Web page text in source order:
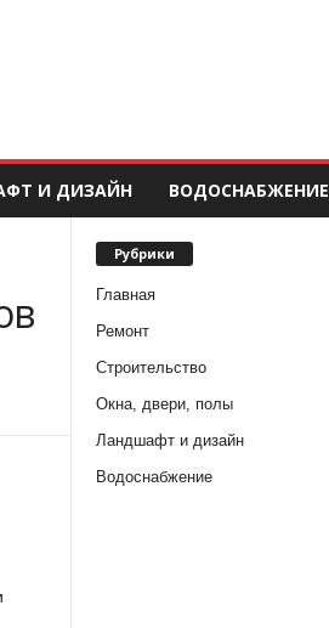
И ДИЗАЙН ВОДОСНАБЖЕНИЕ
Рубрики
Главная
Ремонт
Строительство
Окна, двери, полы
Ландшафт и дизайн
Водоснабжение